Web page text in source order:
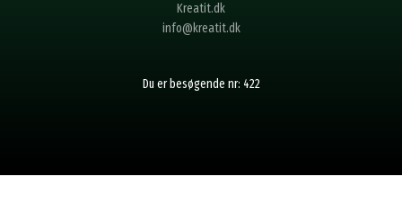
Kreatit.dk
info@kreatit.dk
Du er besøgende nr: 422